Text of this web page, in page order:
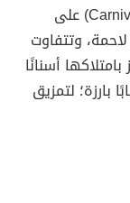
تتغذى الحيوانات اللاحمة (بالإنجليزية: Carnivores) على
وتتفاوت
أسنانًا
بارزة؛ لتمزيق